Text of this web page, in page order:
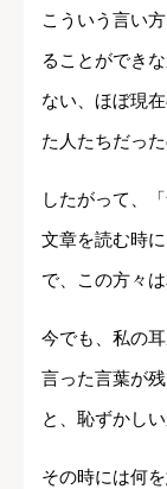
こういう言い
ることができ
ない、ほぼ現
た人たちだった
したがって、
文章を読む時
で、この方々
今でも、私の
言った言葉が
と、恥ずかしい
その時には何